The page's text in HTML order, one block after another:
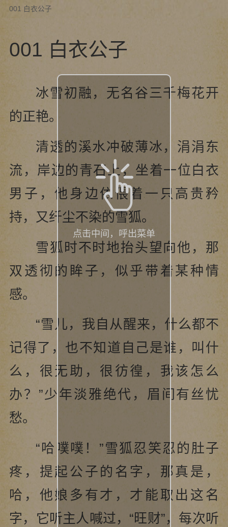
001 白衣公子
001 白衣公子
冰雪初融，无名谷三千梅花开
的正艳。
清透的溪水冲破薄冰，涓涓东
流，岸边的青石上，坐着一位白衣
男子，他身边依偎着一只高贵矜
持，又纤尘不染的雪狐。
雪狐时不时地抬头望向他，那
双透彻的眸子，似乎带着某种情
感。
“雪儿，我自从醒来，什么都不
记得了，也不知道自己是谁，叫什
么，很无助，很彷徨，我该怎么
办？”少年淡雅绝代，眉间有丝忧
愁。
“哈噗噗！”雪狐忍笑忍的肚子
疼，提起公子的名字，那真是，
哈，他娘多有才，才能取出这名
字，它听主人喊过，“旺财”，每次听
点击中间，呼出菜单